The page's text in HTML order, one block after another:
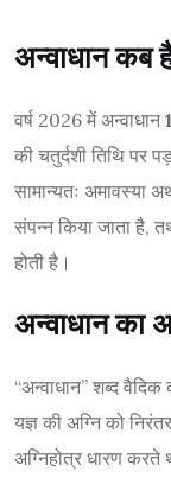
अन्वाधान कब
वर्ष 2026 में अन्वाधान
की चतुर्दशी तिथि पर
सामान्यतः अमावस्या
संपन्न किया जाता है,
होती है।
अन्वाधान का
“अन्वाधान” शब्द
यज्ञ की अग्नि को
अग्निहोत्र धारण करते